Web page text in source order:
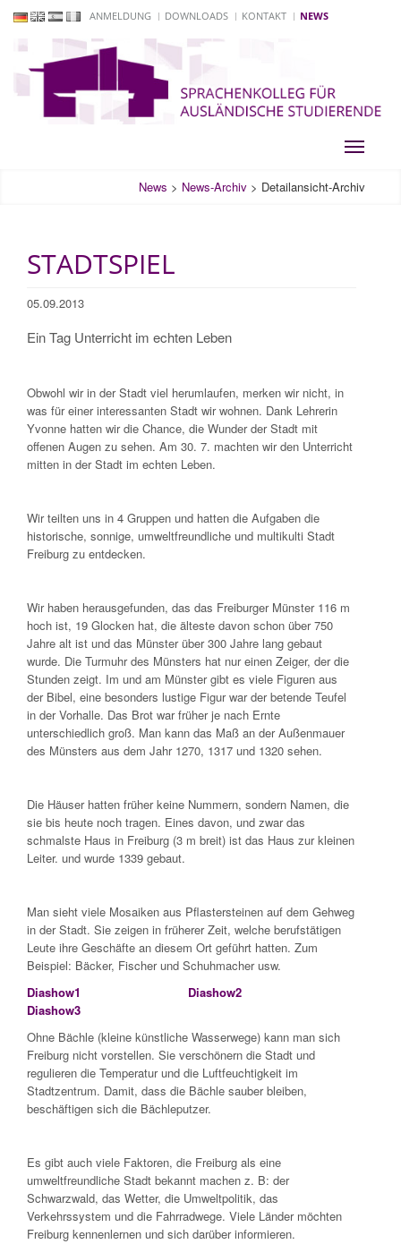
ANMELDUNG DOWNLOADS KONTAKT NEWS
Toggle
News > News-Archiv > Detailansicht-Archiv
STADTSPIEL
05.09.2013
Ein Tag Unterricht im echten Leben
Obwohl wir in der Stadt viel herumlaufen, merken wir nicht, in
was für einer interessanten Stadt wir wohnen. Dank Lehrerin
Yvonne hatten wir die Chance, die Wunder der Stadt mit
offenen Augen zu sehen. Am 30. 7. machten wir den Unterricht
mitten in der Stadt im echten Leben.
Wir teilten uns in 4 Gruppen und hatten die Aufgaben die
historische, sonnige, umweltfreundliche und multikulti Stadt
Freiburg zu entdecken.
Wir haben herausgefunden, das das Freiburger Münster 116 m
hoch ist, 19 Glocken hat, die älteste davon schon über 750
Jahre alt ist und das Münster über 300 Jahre lang gebaut
wurde. Die Turmuhr des Münsters hat nur einen Zeiger, der die
Stunden zeigt. Im und am Münster gibt es viele Figuren aus
der Bibel, eine besonders lustige Figur war der betende Teufel
in der Vorhalle. Das Brot war früher je nach Ernte
unterschiedlich groß. Man kann das Maß an der Außenmauer
des Münsters aus dem Jahr 1270, 1317 und 1320 sehen.
Die Häuser hatten früher keine Nummern, sondern Namen, die
sie bis heute noch tragen. Eines davon, und zwar das
schmalste Haus in Freiburg (3 m breit) ist das Haus zur kleinen
Leiter. und wurde 1339 gebaut.
Man sieht viele Mosaiken aus Pflastersteinen auf dem Gehweg
in der Stadt. Sie zeigen in früherer Zeit, welche berufstätigen
Leute ihre Geschäfte an diesem Ort geführt hatten. Zum
Beispiel: Bäcker, Fischer und Schuhmacher usw.
Diashow1
Diashow2
Diashow3
Ohne Bächle (kleine künstliche Wasserwege) kann man sich
Freiburg nicht vorstellen. Sie verschönern die Stadt und
regulieren die Temperatur und die Luftfeuchtigkeit im
Stadtzentrum. Damit, dass die Bächle sauber bleiben,
beschäftigen sich die Bächleputzer.
Es gibt auch viele Faktoren, die Freiburg als eine
umweltfreundliche Stadt bekannt machen z. B: der
Schwarzwald, das Wetter, die Umweltpolitik, das
Verkehrssystem und die Fahrradwege. Viele Länder möchten
Freiburg kennenlernen und sich darüber informieren.